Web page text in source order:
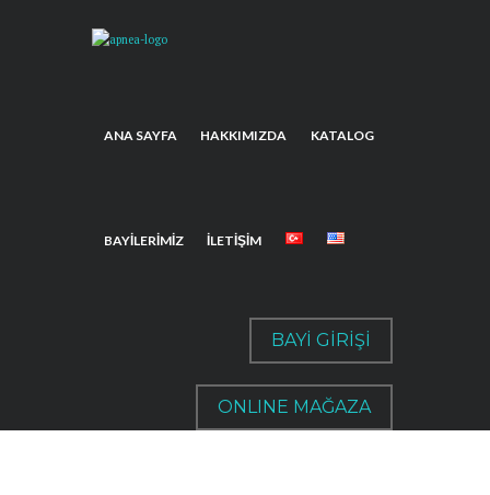
ANA SAYFA HAKKIMIZDA KATALOG
BAYILERIMIZ İLETIŞIM
BAYİ GİRİŞİ
ONLINE MAĞAZA